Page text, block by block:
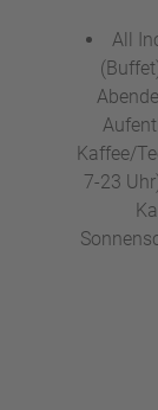
All
Kaffee/
7-23